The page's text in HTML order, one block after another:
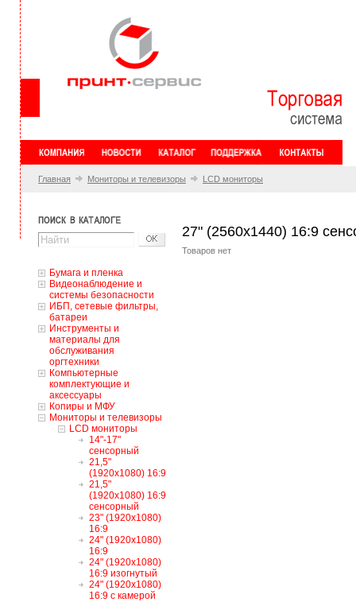
Главная Мониторы и телевизоры LCD мониторы
Бумага и пленка
Видеонаблюдение и
системы безопасности
ИБП, сетевые фильтры,
батареи
Инструменты и
материалы для
обслуживания
оргтехники
Компьютерные
комплектующие и
аксессуары
Копиры и МФУ
Мониторы и телевизоры
LCD мониторы
14"-17"
сенсорный
21,5"
(1920x1080) 16:9
21,5"
(1920x1080) 16:9
сенсорный
23" (1920x1080)
16:9
24" (1920x1080)
16:9
24" (1920x1080)
16:9 изогнутый
24" (1920x1080)
16:9 с камерой
27" (2560x1440) 16:9
Товаров нет